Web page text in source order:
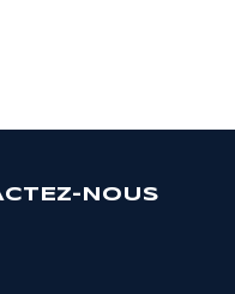
NOUS